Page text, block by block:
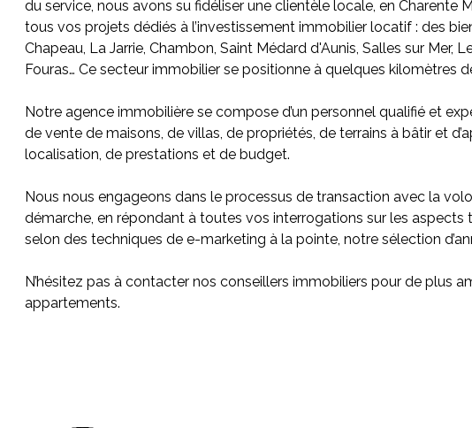
du service, nous avons su fidéliser une clientèle locale, en
tous vos projets dédiés à l’investissement immobilier locatif : des
Chapeau, La Jarrie, Chambon, Saint Médard d'Aunis, Salles sur Mer,
Fouras… Ce secteur immobilier se positionne à quelques kilomètres
Notre agence immobilière se compose d’un personnel qualifié et
de vente de maisons, de villas, de propriétés, de terrains à bâtir et
localisation, de prestations et de budget.
Nous nous engageons dans le processus de transaction avec la
démarche, en répondant à toutes vos interrogations sur les aspects
selon des techniques de e-marketing à la pointe, notre sélection
N’hésitez pas à contacter nos conseillers immobiliers pour de plus
appartements.